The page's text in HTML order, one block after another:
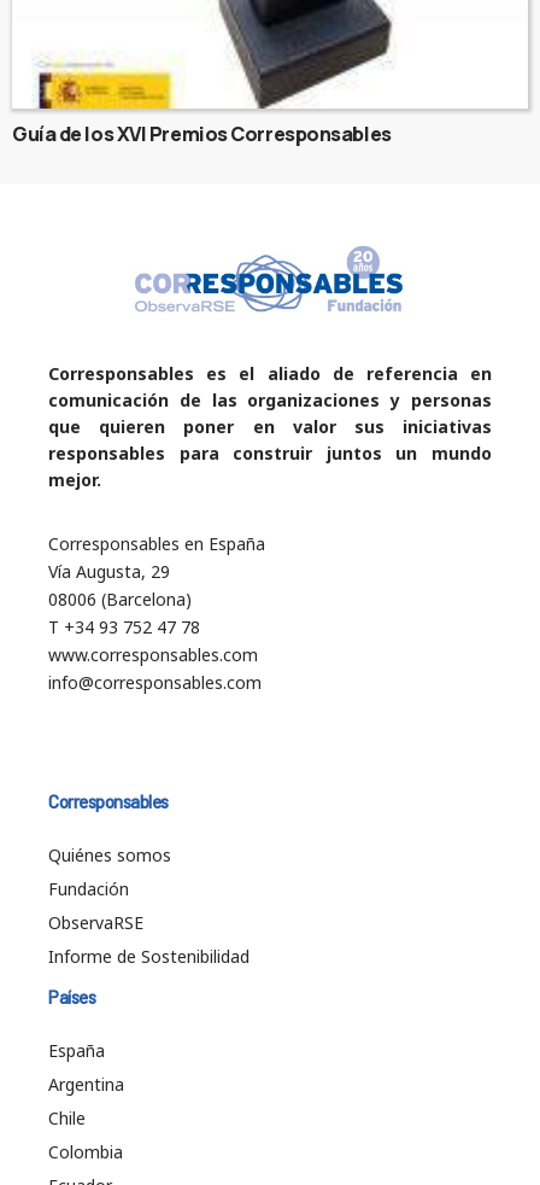
Guía de los XVI Premios Corresponsables
Corresponsables es el aliado de referencia en
comunicación de las organizaciones y personas
que quieren poner en valor sus iniciativas
responsables para construir juntos un mundo
mejor.
Corresponsables en España
Vía Augusta, 29
08006 (Barcelona)
T +34 93 752 47 78
www.corresponsables.com
info@corresponsables.com
Corresponsables
Quiénes somos
Fundación
ObservaRSE
Informe de Sostenibilidad
Países
España
Argentina
Chile
Colombia